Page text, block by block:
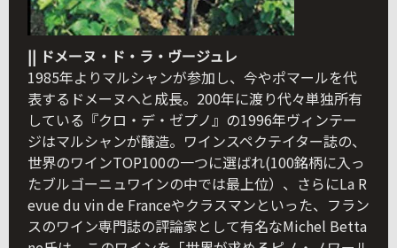
|| ドメーヌ・ド・ラ・ヴージュレ
1985年よりマルシャンが参加し、今やポマールを代
表するドメーヌへと成長。200年に渡り代々単独所有
している『クロ・デ・ゼプノ』の1996年ヴィンテー
ジはマルシャンが醸造。ワインスペクテイター誌の、
世界のワインTOP100の一つに選ばれ(100銘柄に入っ
たブルゴーニュワインの中では最上位）、さらにLa R
evue du vin de Franceやクラスマンといった、フラン
スのワイン専門誌の評論家として有名なMichel Betta